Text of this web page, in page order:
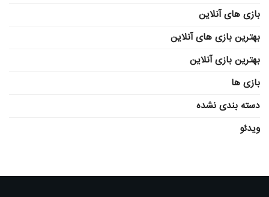
بازی های آنلاین
بهترین بازی های آنلاین
بهترین بازی آنلاین
بازی ها
دسته بندی نشده
ویدئو